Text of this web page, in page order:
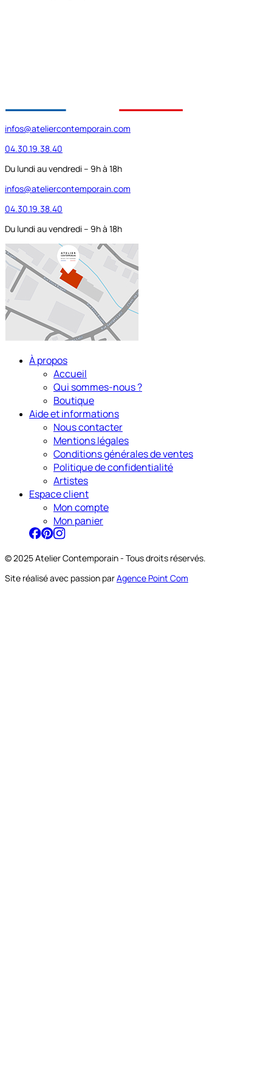
infos@ateliercontemporain.com
04.30.19.38.40
Du lundi au vendredi – 9h à 18h
infos@ateliercontemporain.com
04.30.19.38.40
Du lundi au vendredi – 9h à 18h
À propos
Accueil
Qui sommes-nous ?
Boutique
Aide et informations
Nous contacter
Mentions légales
Conditions générales de ventes
Politique de confidentialité
Artistes
Espace client
Mon compte
Mon panier
© 2025 Atelier Contemporain - Tous droits réservés.
Site réalisé avec passion parAgence Point Com